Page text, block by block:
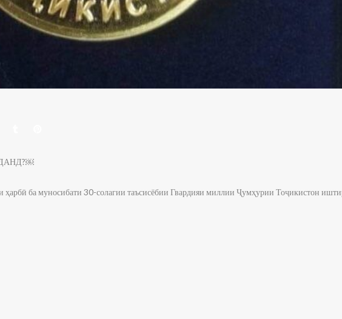
ба муносибати 30-солагии таъсисёбии Гвардияи миллии Ҷумҳурии Тоҷикистон